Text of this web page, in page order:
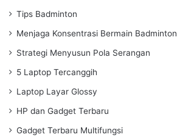
Tips Badminton
Menjaga Konsentrasi Bermain Badminton
Strategi Menyusun Pola Serangan
5 Laptop Tercanggih
Laptop Layar Glossy
HP dan Gadget Terbaru
Gadget Terbaru Multifungsi